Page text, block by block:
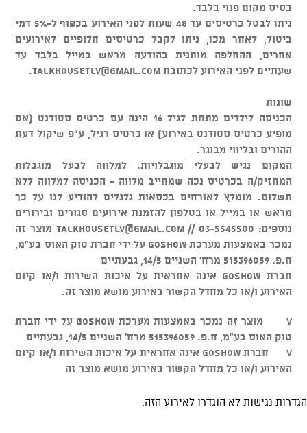
בסיס מקום פנוי בלבד.
ניתן לבטל כרטיסים עד 48 שעות לפני האירוע בכפוף ל-5% דמי
ביטול, לאחר מכן, ניתן לקבל כרטיסים חלופיים לאירועים
אחרים, ההחלפה מותנית בהודעה מראש במייל בלבד עד
שעתיים לפני האירוע לכתובתtalkhousetlv@gmail.com
.
שונות
הכניסה לילדים מתחת לגיל 16 הינה עם כרטיס סטודנט (אם
מופיע כרטיס סטודנט באירוע) או כרטיס רגיל, ע"פ שיקול דעת
ההורים ובליווי מבוגר.
המקום נגיש לבעלי מוגבלויות. למלווה לבעל מוגבלות
המחזיק/ה בכרטיס נכה שמחייב מלווה - הכניסה למלווה ללא
תשלום. מומלץ לאורחים בכסאות גלגלים להודיע לנו על כך
מראש או במייל או בטלפון להזמנת אירועים סגורים ובירורים
נוספים: 03-5545500 //
talkhousetlv@gmail.com מוצר זה
נמכר באמצעות מערכת GOSHOW על ידי חברת טוק האוס בע"מ,
ח.פ. 515396059 מרח' השניים 14/5, גבעתיים
חברת GOSHOW אינה אחראית על איכות השירות ו/או קיום
האירוע ו/או כל מחדל הקשור באירוע מושא מוצר זה.
v מוצר זה נמכר באמצעות מערכת GOSHOW על ידי חברת
טוק האוס בע"מ, ח.פ. 515396059 מרח' השניים 14/5, גבעתיים
v חברת GOSHOW אינה אחראית על איכות השירות ו/או קיום
האירוע ו/או כל מחדל הקשור באירוע מושא מוצר זה
הגדרות נגישות לא הוגדרו לאירוע הזה.